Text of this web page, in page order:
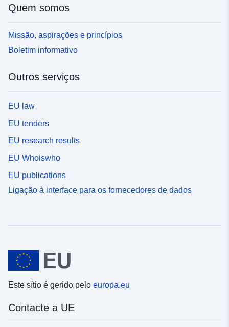
Quem somos
Missão, aspirações e princípios
Boletim informativo
Outros serviços
EU law
EU tenders
EU research results
EU Whoiswho
EU publications
Ligação à interface para os fornecedores de dados
Este sítio é gerido pelo europa.eu
Contacte a UE